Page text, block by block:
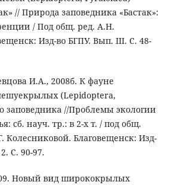
// Природа заповедника «Бастак»:
/ Под общ. ред. А.Н.
Изд-во БГПУ. Вып. III. С. 48-
И.А., 2008б. К фауне
(Lepidoptera,
заповедника //Проблемы экологии
cб. науч. тр.: в 2-х т. / под общ.
Колесниковой. Благовещенск: Изд-
С. 90-97.
Новый вид ширококрылых